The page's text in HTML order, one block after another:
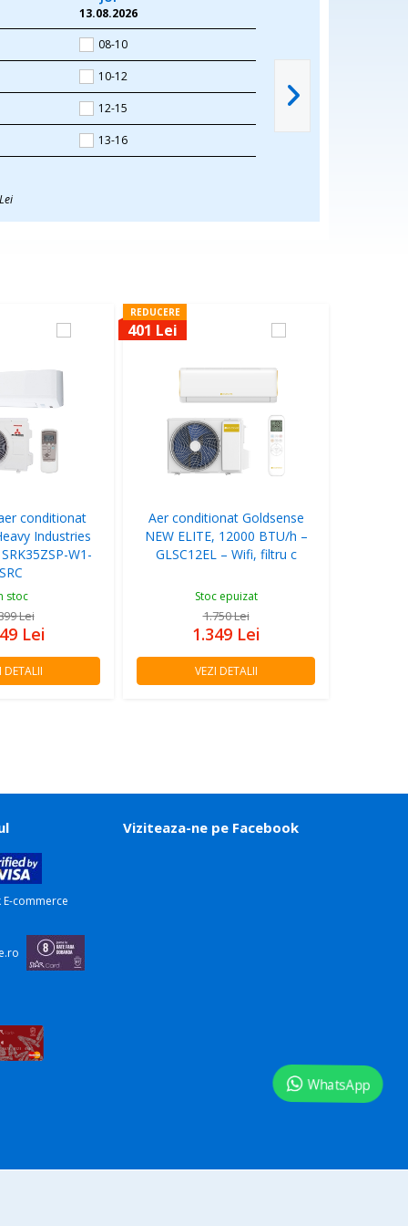
13.08.2026
08-10
10-12
12-15
13-16
conditionat
Industries
W1-
SRC
stoc
Lei
Lei
DETALII
REDUCERE
401 Lei
Aer conditionat Goldsense
NEW ELITE, 12000 BTU/h –
GLSC12EL – Wifi, filtru c
Stoc epuizat
1.750Lei
1.349 Lei
VEZI DETALII
WhatsApp
Viziteaza-ne pe Facebook